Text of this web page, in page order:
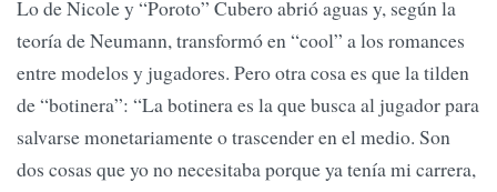
Lo de Nicole y “Poroto” Cubero abrió aguas y, según la
teoría de Neumann, transformó en “cool” a los romances
entre modelos y jugadores. Pero otra cosa es que la tilden
de “botinera”: “La botinera es la que busca al jugador para
salvarse monetariamente o trascender en el medio. Son
dos cosas que yo no necesitaba porque ya tenía mi carrera,